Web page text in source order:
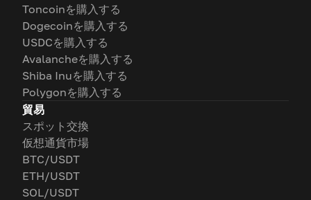
Toncoinを購入する
Dogecoinを購入する
USDCを購入する
Avalancheを購入する
Shiba Inuを購入する
Polygonを購入する
貿易
スポット交換
仮想通貨市場
BTC/USDT
ETH/USDT
SOL/USDT